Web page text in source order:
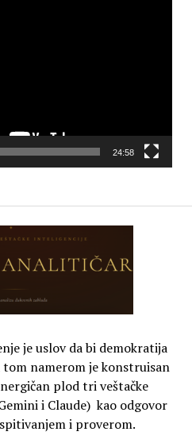
24:58
je uslov da bi demokratija
tom namerom je konstruisan
plod tri veštačke
i Claude) kao odgovor
i proverom.